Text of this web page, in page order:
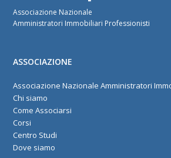
Associazione Nazionale
Amministratori Immobiliari Professionisti
ASSOCIAZIONE
Associazione Nazionale Amministratori
Chi siamo
Come Associarsi
Corsi
Centro Studi
Dove siamo